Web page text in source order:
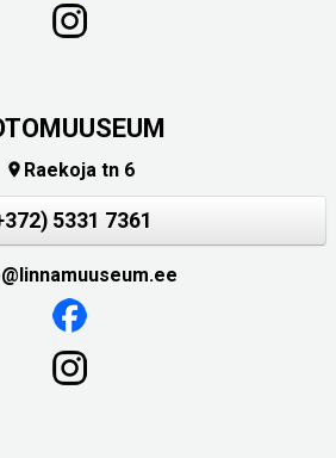
 Raekoja tn 6
5331 7361